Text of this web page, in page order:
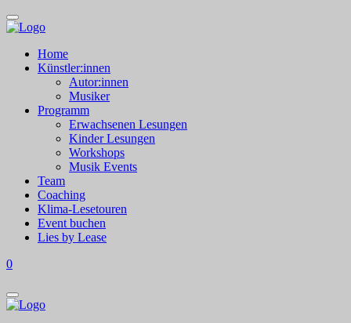
Home
Künstler:innen
Autor:innen
Musiker
Programm
Erwachsenen Lesungen
Kinder Lesungen
Workshops
Musik Events
Team
Coaching
Klima-Lesetouren
Event buchen
Lies by Lease
0